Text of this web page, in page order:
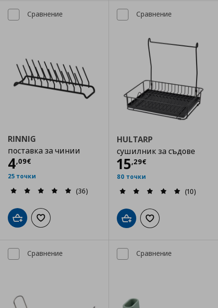
Сравнение
RINNIG
поставка за чинии
4,09€
Цена
25 точки
(36)
Добави в кошницата
Добави към списъка с любими
Сравнение
HULTARP
сушилник за съдове
15,29€
Цена
80 точки
(10)
Добави в кошницата
Добави към
Сравнение Сравнение